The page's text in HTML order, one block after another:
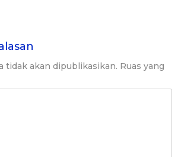
tidak akan dipublikasikan. Ruas yang